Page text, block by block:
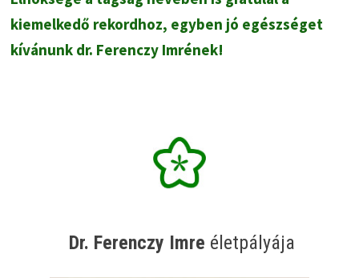
kiemelkedő rekordhoz, egyben jó egészséget
kívánunk dr. Ferenczy Imrének!
Dr. Ferenczy Imre életpályája